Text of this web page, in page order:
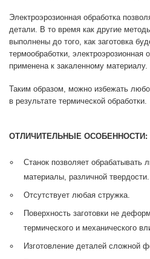
Электроэрозионная обработка
детали. В то время как другие
выполнены до того, как заготовка
термообработки, электроэрозионная
применена к закаленному материалу.
Таким образом, можно избежать
в результате термической обработки.
ОТЛИЧИТЕЛЬНЫЕ ОСОБЕННОСТИ:
Станок позволяет обрабатывать
материалы, различной твердости.
Отсутствует любая стружка.
Поверхность заготовки не
термического и механического
Изготовление деталей сложной